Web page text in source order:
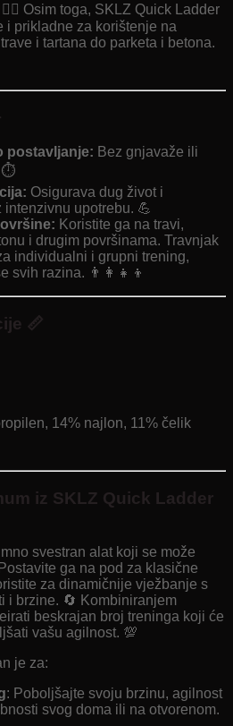
Osim toga, SKLZ Quick Ladder
i prikladne za korištenje na
i tartana do parketa i betona.
postavljanje: Bez gnjavaže ili
⏱️
Osigurava dug život i
upotrebu. 💪
Koristite ga na travi,
i drugim površinama. Travnjak
individualni i grupni trening,
svih razina. 👨‍👩‍👧‍👦
📏
14% najlon, 11% čelik
iz SKLZ Quick Ladder
svestran alat koji se može
ga na pod za klasične
za dinamičnije vježbanje s
i brzine. 🔄 Kombiniranjem
beskrajan broj treninga koji će
vašu agilnost. 💯
je za:
: Poboljšajte svoju brzinu, agilnost
svog doma ili na otvorenom.